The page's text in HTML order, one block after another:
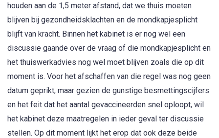
houden aan de 1,5 meter afstand, dat we thuis moeten
blijven bij gezondheidsklachten en de mondkapjesplicht
blijft van kracht. Binnen het kabinet is er nog wel een
discussie gaande over de vraag of die mondkapjesplicht en
het thuiswerkadvies nog wel moet blijven zoals die op dit
moment is. Voor het afschaffen van die regel was nog geen
datum geprikt, maar gezien de gunstige besmettingscijfers
en het feit dat het aantal gevaccineerden snel oploopt, wil
het kabinet deze maatregelen in ieder geval ter discussie
stellen. Op dit moment lijkt het erop dat ook deze beide